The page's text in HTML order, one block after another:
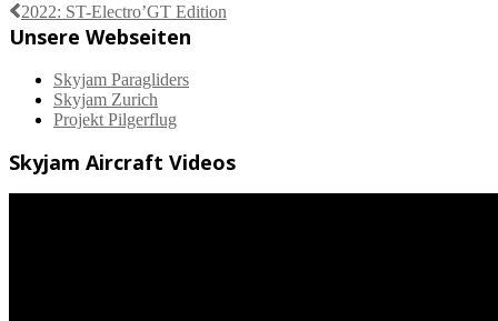
2022: ST-Electro’GT Edition
Unsere Webseiten
Skyjam Paragliders
Skyjam Zurich
Projekt Pilgerflug
Skyjam Aircraft Videos